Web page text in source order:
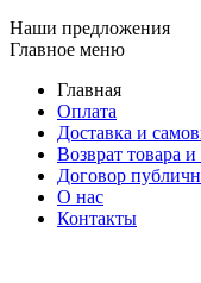
Наши предложения
Главное меню
Главная
Оплата
Доставка и
Возврат товара и
Договор
О нас
Контакты